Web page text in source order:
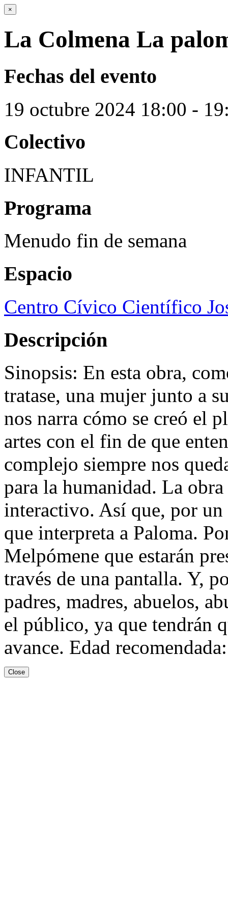
×
La Colmena La
Fechas del evento
19 octubre 2024 18:00 -
Colectivo
INFANTIL
Programa
Menudo fin de semana
Espacio
Centro Cívico Científico
Descripción
Sinopsis: En esta obra,
tratase, una mujer junto a
nos narra cómo se creó el
artes con el fin de que
complejo siempre nos
para la humanidad. La
interactivo. Así que, por un
que interpreta a Paloma.
Melpómene que estarán
través de una pantalla. Y,
padres, madres, abuelos,
el público, ya que tendrán
avance. Edad
Close